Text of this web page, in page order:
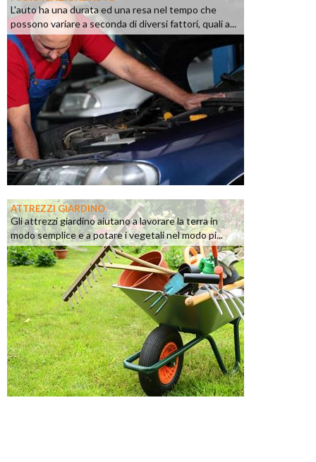
L'auto ha una durata ed una resa nel tempo che
possono variare a seconda di diversi fattori, quali a...
ATTREZZI GIARDINO
Gli attrezzi giardino aiutano a lavorare la terra in
modo semplice e a potare i vegetali nel modo pi...